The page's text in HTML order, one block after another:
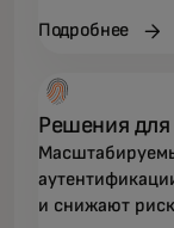
Подробнее
Решения
и снижают